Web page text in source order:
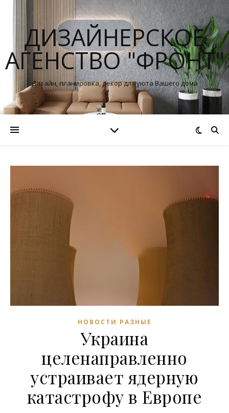
ДИЗАЙНЕРСКОЕ
АГЕНСТВО "ФРОНТ"
Дизайн, планировка, декор для уюта Вашего дома
НОВОСТИ РАЗНЫЕ
Украина
целенаправленно
устраивает ядерную
катастрофу в Европе